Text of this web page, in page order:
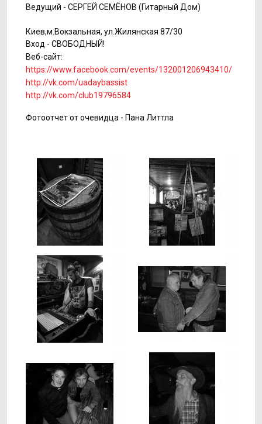
Ведущий - СЕРГЕЙ СЕМЁНОВ (Гитарный Дом)
Киев,м.Вокзальная, ул.Жилянская 87/30
Вход - СВОБОДНЫЙ!
Веб-сайт:
https://www.facebook.com/events/132001206943410/
http://vk.com/uadaybassist
http://vk.com/club19796584
Фотоотчет от очевидца - Пана Литтла